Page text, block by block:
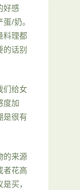
好感
/奶。
料理都
的话别
们给女
度加
是很有
的来源
者花高
买，